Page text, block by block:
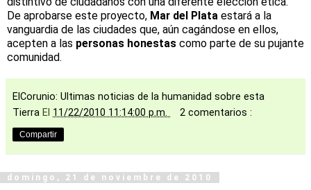
De aprobarse este proyecto, Mar del Plata estará a la
vanguardia de las ciudades que, aún cagándose en ellos,
acepten a las personas honestas como parte de su pujante
comunidad.
ElCorunio: Ultimas noticias de la humanidad sobre esta
Tierra El 11/22/2010 11:14:00 p.m. 2 comentarios :
Compartir
domingo, 21 de noviembre de 2010